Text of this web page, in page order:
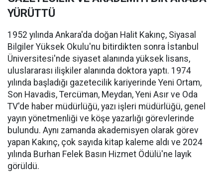
YÜRÜTTÜ
1952 yılında Ankara'da doğan Halit Kakınç, Siyasal
Bilgiler Yüksek Okulu'nu bitirdikten sonra İstanbul
Üniversitesi'nde siyaset alanında yüksek lisans,
uluslararası ilişkiler alanında doktora yaptı. 1974
yılında başladığı gazetecilik kariyerinde Yeni Ortam,
Son Havadis, Tercüman, Meydan, Yeni Asır ve Oda
TV'de haber müdürlüğü, yazı işleri müdürlüğü, genel
yayın yönetmenliği ve köşe yazarlığı görevlerinde
bulundu. Aynı zamanda akademisyen olarak görev
yapan Kakınç, çok sayıda kitap kaleme aldı ve 2024
yılında Burhan Felek Basın Hizmet Ödülü'ne layık
görüldü.